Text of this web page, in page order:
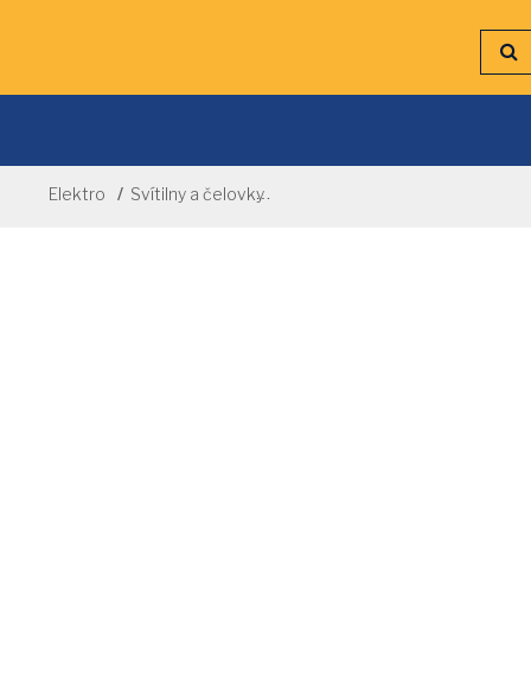
Elektro Svítilny a čelovky